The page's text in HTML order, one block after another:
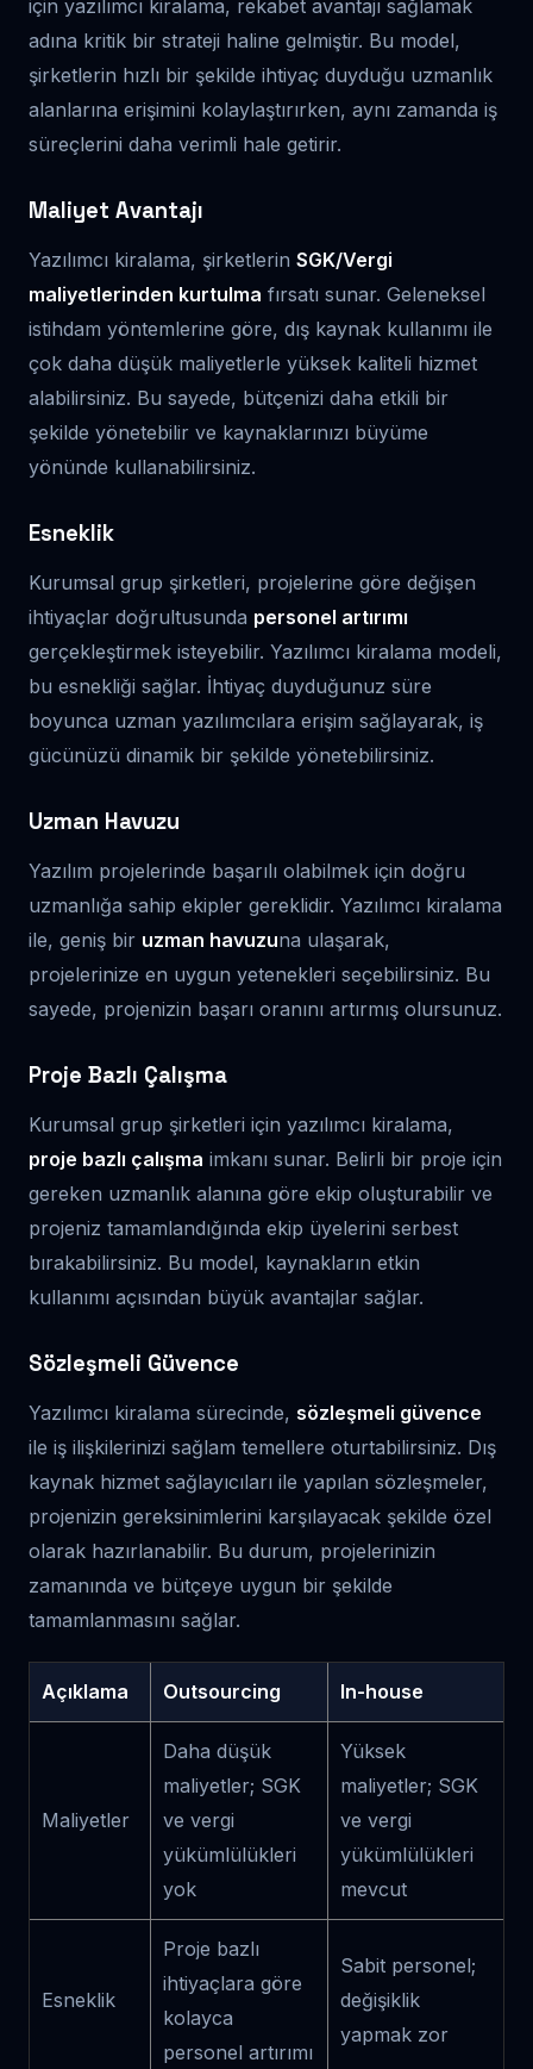
için yazılımcı kiralama, rekabet avantajı sağlamak
adına kritik bir strateji haline gelmiştir. Bu model,
şirketlerin hızlı bir şekilde ihtiyaç duyduğu uzmanlık
alanlarına erişimini kolaylaştırırken, aynı zamanda iş
süreçlerini daha verimli hale getirir.
Maliyet Avantajı
Yazılımcı kiralama, şirketlerin SGK/Vergi
maliyetlerinden kurtulma fırsatı sunar. Geleneksel
istihdam yöntemlerine göre, dış kaynak kullanımı ile
çok daha düşük maliyetlerle yüksek kaliteli hizmet
alabilirsiniz. Bu sayede, bütçenizi daha etkili bir
şekilde yönetebilir ve kaynaklarınızı büyüme
yönünde kullanabilirsiniz.
Esneklik
Kurumsal grup şirketleri, projelerine göre değişen
ihtiyaçlar doğrultusunda personel artırımı
gerçekleştirmek isteyebilir. Yazılımcı kiralama modeli,
bu esnekliği sağlar. İhtiyaç duyduğunuz süre
boyunca uzman yazılımcılara erişim sağlayarak, iş
gücünüzü dinamik bir şekilde yönetebilirsiniz.
Uzman Havuzu
Yazılım projelerinde başarılı olabilmek için doğru
uzmanlığa sahip ekipler gereklidir. Yazılımcı kiralama
ile, geniş bir uzman havuzuna ulaşarak,
projelerinize en uygun yetenekleri seçebilirsiniz. Bu
sayede, projenizin başarı oranını artırmış olursunuz.
Proje Bazlı Çalışma
Kurumsal grup şirketleri için yazılımcı kiralama,
proje bazlı çalışma imkanı sunar. Belirli bir proje için
gereken uzmanlık alanına göre ekip oluşturabilir ve
projeniz tamamlandığında ekip üyelerini serbest
bırakabilirsiniz. Bu model, kaynakların etkin
kullanımı açısından büyük avantajlar sağlar.
Sözleşmeli Güvence
Yazılımcı kiralama sürecinde, sözleşmeli güvence
ile iş ilişkilerinizi sağlam temellere oturtabilirsiniz. Dış
kaynak hizmet sağlayıcıları ile yapılan sözleşmeler,
projenizin gereksinimlerini karşılayacak şekilde özel
olarak hazırlanabilir. Bu durum, projelerinizin
zamanında ve bütçeye uygun bir şekilde
tamamlanmasını sağlar.
Açıklama Outsourcing In-house
Maliyetler
Daha düşük
maliyetler; SGK
ve vergi
yükümlülükleri
yok
Yüksek
maliyetler; SGK
ve vergi
yükümlülükleri
mevcut
Esneklik
Proje bazlı
ihtiyaçlara göre
kolayca
personel artırımı
Sabit personel;
değişiklik
yapmak zor